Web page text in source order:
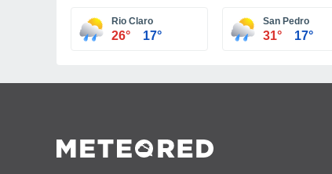
Rio Claro
26° 17°
San Pedro
31° 17°